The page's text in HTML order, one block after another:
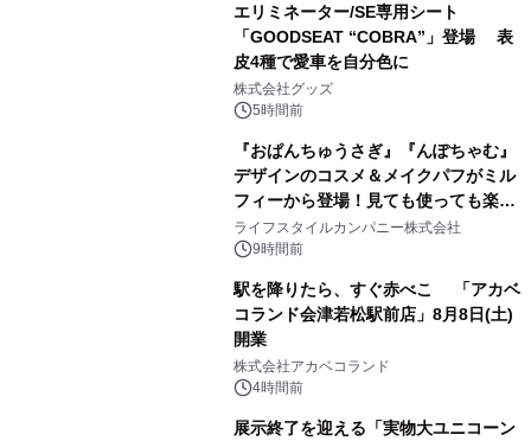
エリミネーター/SE専用シート
「GOODSEAT “COBRA”」登場 表
皮4種で愛車を自分色に
株式会社グッズ
5時間前
『おぱんちゅうさぎ』『んぽちゃむ』
デザインのコスメ＆メイクパフがミル
フィーから登場！見ても使っても楽し
い、ポップでキュートなコレクショ
ン。
ライフスタイルカンパニー株式会社
9時間前
駅を降りたら、すぐ赤べこ 「アカベ
コランド会津若松駅前店」8月8日(土)
開業
株式会社アカベコランド
4時間前
展示終了を迎える「実物大ユニコーン